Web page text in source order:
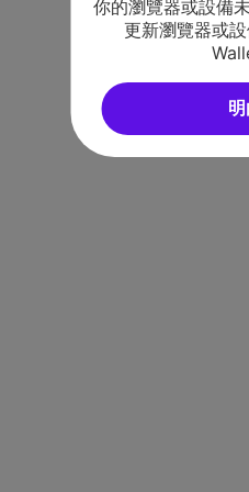
你的瀏覽器或設備
更新瀏覽器或
明